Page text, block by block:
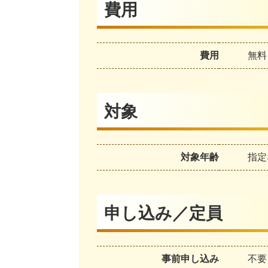
費用
費用 無料
対象
対象年齢 指
申し込み／定員
事前申し込み 不要